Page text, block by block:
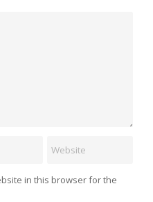
in this browser for the